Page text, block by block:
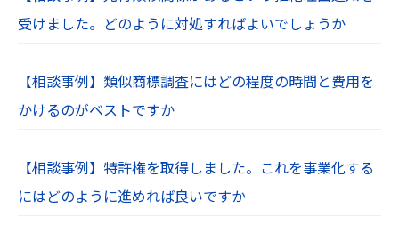
受けました。どのように対処すればよいでしょうか
【相談事例】類似商標調査にはどの程度の時間と費用を
かけるのがベストですか
【相談事例】特許権を取得しました。これを事業化する
にはどのように進めれば良いですか